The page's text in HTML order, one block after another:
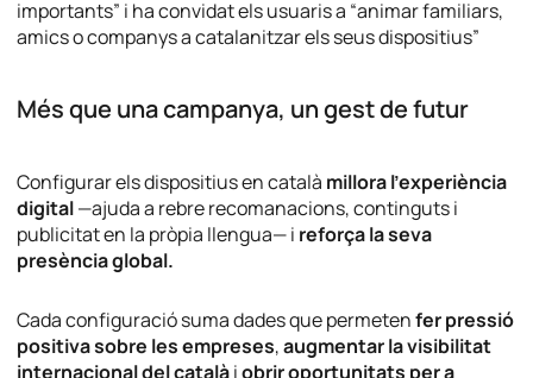
importants” i ha convidat els usuaris a “animar familiars,
amics o companys a catalanitzar els seus dispositius”
Més que una campanya, un gest de futur
Configurar els dispositius en català millora l’experiència
digital—ajuda a rebre recomanacions, continguts i
publicitat en la pròpia llengua— i reforça la seva
presència global.
Cada configuració suma dades que permetenfer pressió
positiva sobre les empreses,augmentar la visibilitat
internacional del catalàiobrir oportunitats per a